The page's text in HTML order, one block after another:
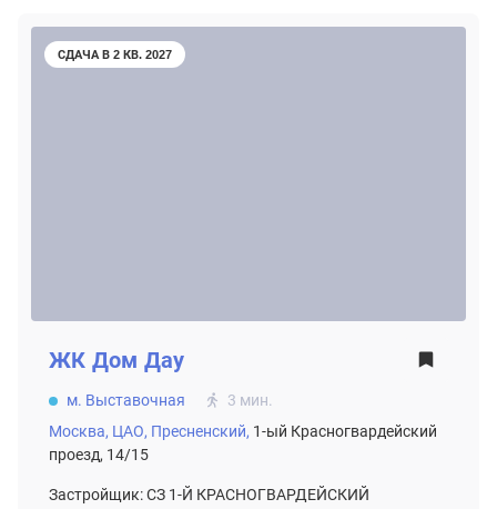
СДАЧА В 2 КВ. 2027
ЖК Дом Дау
м. Выставочная
3 мин.
Москва, ЦАО, Пресненский, 1-ый Красногвардейский
проезд, 14/15
Застройщик: СЗ 1-Й КРАСНОГВАРДЕЙСКИЙ